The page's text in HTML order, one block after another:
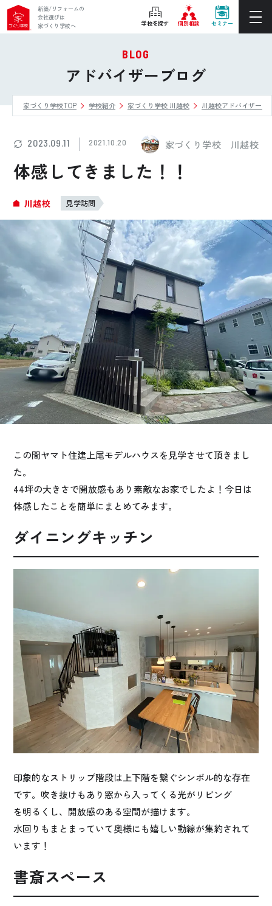
新築/リフォームの
会社選びは
家づくり学校へ
学校を探す 個別相談 セミナー
ぴったりの住宅会社をご提案
個別相談
後悔しない家づくりをレクチャー
セミナーをみる
ご利用は無料！全国20校
お近くの学校を探す
ホーム
家づくり学校とは
お悩み・相談事例
よくある質問
ご利用者の声・実例
お役立ち情報
公式SNSをチェック
プライバシーポリシー
BLOG
アドバイザーブログ
家づくり学校TOP 学校紹介 家づくり学校 川越校 川越校アドバイザーブ
2023.09.11 2021.10.20 家づくり学校 川越校
体感してきました！！
川越校 見学訪問
この間ヤマト住建上尾モデルハウスを見学させて頂きまし
た。
44坪の大きさで開放感もあり素敵なお家でしたよ！今日は
体感したことを簡単にまとめてみます。
ダイニングキッチン
印象的なストリップ階段は上下階を繋ぐシンボル的な存在
です。吹き抜けもあり窓から入ってくる光がリビング
を明るくし、開放感のある空間が描けます。
水回りもまとまっていて奥様にも嬉しい動線が集約されて
います！
書斎スペース